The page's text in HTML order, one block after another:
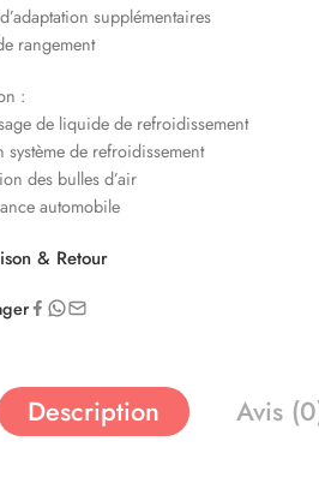
supplémentaires
rangement
:
de liquide de refroidissement
système de refroidissement
des bulles d’air
automobile
& Retour
Description Avis